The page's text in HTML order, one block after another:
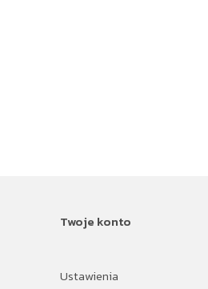
Twoje konto
Ustawienia